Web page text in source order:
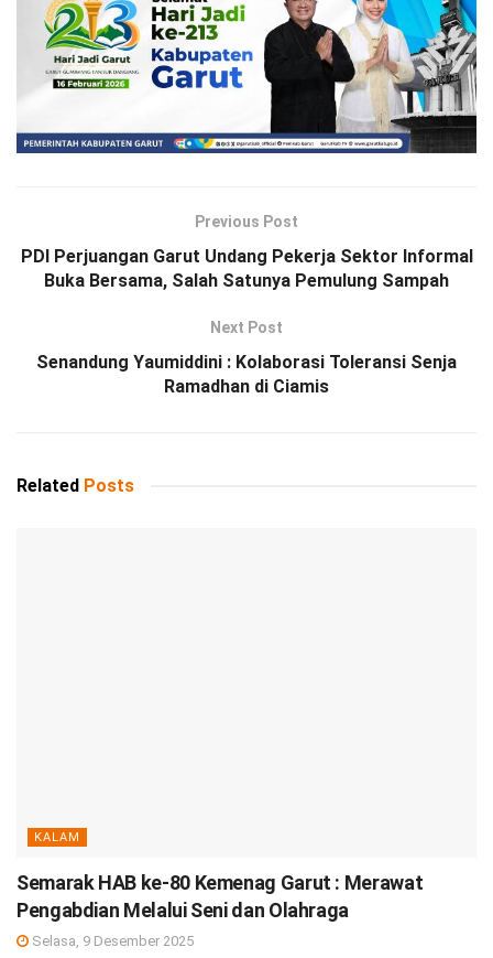
Previous Post
PDI Perjuangan Garut Undang Pekerja Sektor Informal
Buka Bersama, Salah Satunya Pemulung Sampah
Next Post
Senandung Yaumiddini : Kolaborasi Toleransi Senja
Ramadhan di Ciamis
Related Posts
KALAM
Semarak HAB ke-80 Kemenag Garut : Merawat
Pengabdian Melalui Seni dan Olahraga
Selasa, 9 Desember 2025